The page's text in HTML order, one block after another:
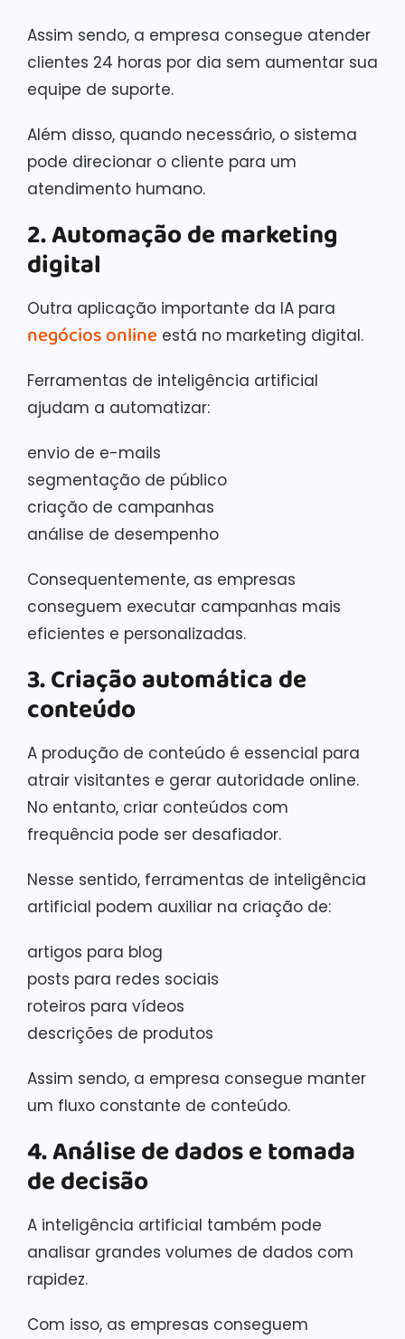
Assim sendo, a empresa consegue atender
clientes 24 horas por dia sem aumentar sua
equipe de suporte.
Além disso, quando necessário, o sistema
pode direcionar o cliente para um
atendimento humano.
2. Automação de marketing
digital
Outra aplicação importante da IA para
negócios online está no marketing digital.
Ferramentas de inteligência artificial
ajudam a automatizar:
envio de e-mails
segmentação de público
criação de campanhas
análise de desempenho
Consequentemente, as empresas
conseguem executar campanhas mais
eficientes e personalizadas.
3. Criação automática de
conteúdo
A produção de conteúdo é essencial para
atrair visitantes e gerar autoridade online.
No entanto, criar conteúdos com
frequência pode ser desafiador.
Nesse sentido, ferramentas de inteligência
artificial podem auxiliar na criação de:
artigos para blog
posts para redes sociais
roteiros para vídeos
descrições de produtos
Assim sendo, a empresa consegue manter
um fluxo constante de conteúdo.
4. Análise de dados e tomada
de decisão
A inteligência artificial também pode
analisar grandes volumes de dados com
rapidez.
Com isso, as empresas conseguem